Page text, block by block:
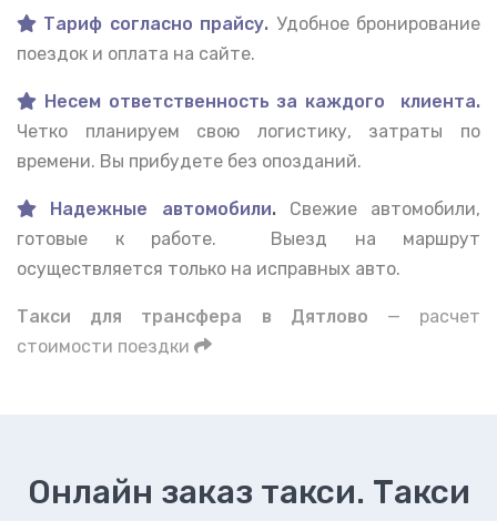
Тариф согласно прайсу. Удобное бронирование
поездок и оплата на сайте.
Несем ответственность за каждого клиента.
Четко планируем свою логистику, затраты по
времени. Вы прибудете без опозданий.
Надежные автомобили. Свежие автомобили,
готовые к работе. Выезд на маршрут
осуществляется только на исправных авто.
Такси для трансфера в Дятлово — расчет
стоимости поездки
Онлайн заказ такси. Такси